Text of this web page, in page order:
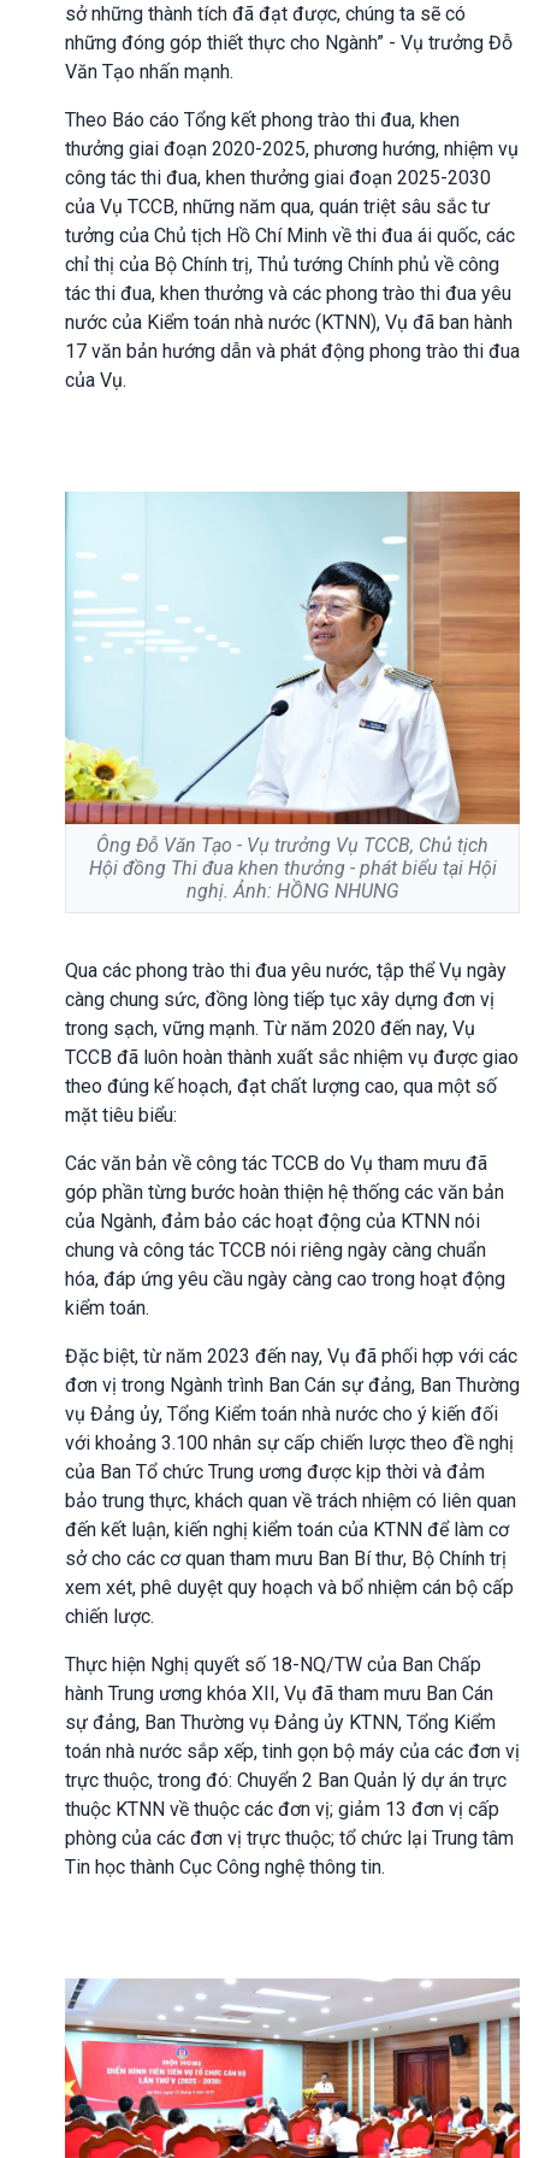
sở những thành tích đã đạt được, chúng ta sẽ có
những đóng góp thiết thực cho Ngành” - Vụ trưởng Đỗ
Văn Tạo nhấn mạnh.
Theo Báo cáo Tổng kết phong trào thi đua, khen
thưởng giai đoạn 2020-2025, phương hướng, nhiệm vụ
công tác thi đua, khen thưởng giai đoạn 2025-2030
của Vụ TCCB, những năm qua, quán triệt sâu sắc tư
tưởng của Chủ tịch Hồ Chí Minh về thi đua ái quốc, các
chỉ thị của Bộ Chính trị, Thủ tướng Chính phủ về công
tác thi đua, khen thưởng và các phong trào thi đua yêu
nước của Kiểm toán nhà nước (KTNN), Vụ đã ban hành
17 văn bản hướng dẫn và phát động phong trào thi đua
của Vụ.
Ông Đỗ Văn Tạo - Vụ trưởng Vụ TCCB, Chủ tịch
Hội đồng Thi đua khen thưởng - phát biểu tại Hội
nghị. Ảnh: HỒNG NHUNG
Qua các phong trào thi đua yêu nước, tập thể Vụ ngày
càng chung sức, đồng lòng tiếp tục xây dựng đơn vị
trong sạch, vững mạnh. Từ năm 2020 đến nay, Vụ
TCCB đã luôn hoàn thành xuất sắc nhiệm vụ được giao
theo đúng kế hoạch, đạt chất lượng cao, qua một số
mặt tiêu biểu:
Các văn bản về công tác TCCB do Vụ tham mưu đã
góp phần từng bước hoàn thiện hệ thống các văn bản
của Ngành, đảm bảo các hoạt động của KTNN nói
chung và công tác TCCB nói riêng ngày càng chuẩn
hóa, đáp ứng yêu cầu ngày càng cao trong hoạt động
kiểm toán.
Đặc biệt, từ năm 2023 đến nay, Vụ đã phối hợp với các
đơn vị trong Ngành trình Ban Cán sự đảng, Ban Thường
vụ Đảng ủy, Tổng Kiểm toán nhà nước cho ý kiến đối
với khoảng 3.100 nhân sự cấp chiến lược theo đề nghị
của Ban Tổ chức Trung ương được kịp thời và đảm
bảo trung thực, khách quan về trách nhiệm có liên quan
đến kết luận, kiến nghị kiểm toán của KTNN để làm cơ
sở cho các cơ quan tham mưu Ban Bí thư, Bộ Chính trị
xem xét, phê duyệt quy hoạch và bổ nhiệm cán bộ cấp
chiến lược.
Thực hiện Nghị quyết số 18-NQ/TW của Ban Chấp
hành Trung ương khóa XII, Vụ đã tham mưu Ban Cán
sự đảng, Ban Thường vụ Đảng ủy KTNN, Tổng Kiểm
toán nhà nước sắp xếp, tinh gọn bộ máy của các đơn vị
trực thuộc, trong đó: Chuyển 2 Ban Quản lý dự án trực
thuộc KTNN về thuộc các đơn vị; giảm 13 đơn vị cấp
phòng của các đơn vị trực thuộc; tổ chức lại Trung tâm
Tin học thành Cục Công nghệ thông tin.